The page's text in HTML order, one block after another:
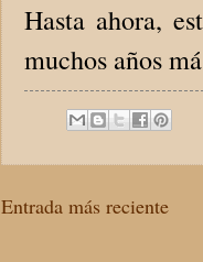
Hasta ahora,
muchos años
Entrada más reciente